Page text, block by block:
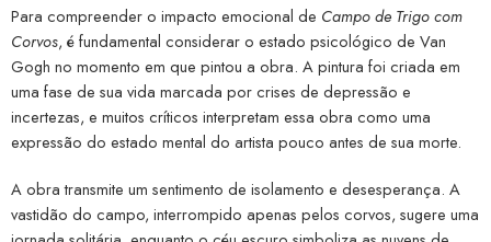
Para compreender o impacto emocional de Campo de Trigo com
Corvos, é fundamental considerar o estado psicológico de Van
Gogh no momento em que pintou a obra. A pintura foi criada em
uma fase de sua vida marcada por crises de depressão e
incertezas, e muitos críticos interpretam essa obra como uma
expressão do estado mental do artista pouco antes de sua morte.
A obra transmite um sentimento de isolamento e desesperança. A
vastidão do campo, interrompido apenas pelos corvos, sugere uma